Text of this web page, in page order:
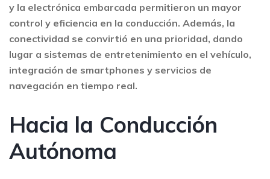
y la electrónica embarcada permitieron un mayor
control y eficiencia en la conducción. Además, la
conectividad se convirtió en una prioridad, dando
lugar a sistemas de entretenimiento en el vehículo,
integración de smartphones y servicios de
navegación en tiempo real.
Hacia la Conducción
Autónoma